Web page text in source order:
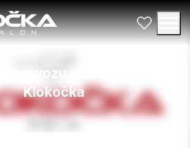
provozu pobočky Kola
Klokočka